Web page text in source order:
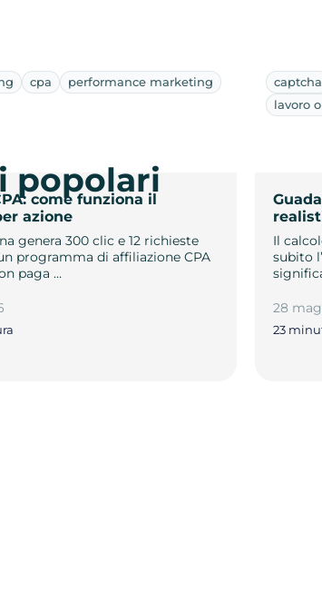
cpa
performance marketing
come funziona il
azione
genera 300 clic e 12 richieste
programma di affiliazione CPA
paga …
captcha
lavoro
Il
subito
28
23
popolari